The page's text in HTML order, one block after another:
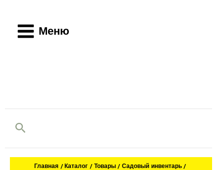
Меню
Поиск
Главная Каталог Товары
Садовый инвентарь